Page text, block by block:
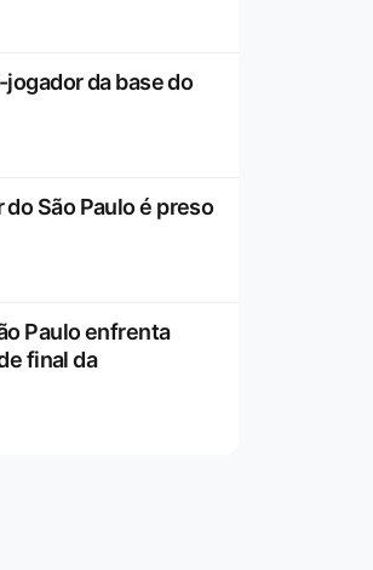
da base do
do São Paulo é preso
Paulo enfrenta
final da